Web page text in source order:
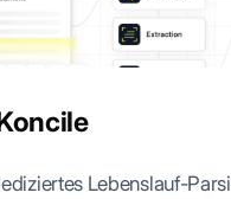
Lebenslauf-